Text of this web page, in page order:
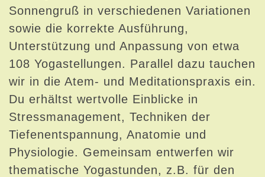
Sonnengruß in verschiedenen Variationen
sowie die korrekte Ausführung,
Unterstützung und Anpassung von etwa
108 Yogastellungen. Parallel dazu tauchen
wir in die Atem- und Meditationspraxis ein.
Du erhältst wertvolle Einblicke in
Stressmanagement, Techniken der
Tiefenentspannung, Anatomie und
Physiologie. Gemeinsam entwerfen wir
thematische Yogastunden, z.B. für den